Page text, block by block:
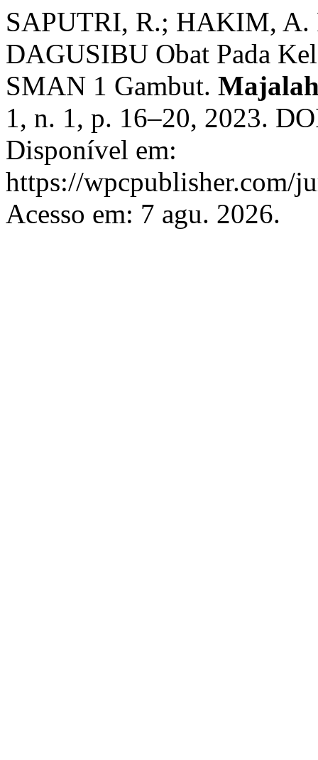
SAPUTRI, R.; HAKIM,
DAGUSIBU Obat Pada
SMAN 1 Gambut.
1, n. 1, p. 16–20, 2023.
Disponível em:
https://wpcpublisher.com/
Acesso em: 7 agu. 2026.